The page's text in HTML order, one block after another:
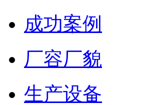
成功案例
厂容厂貌
生产设备